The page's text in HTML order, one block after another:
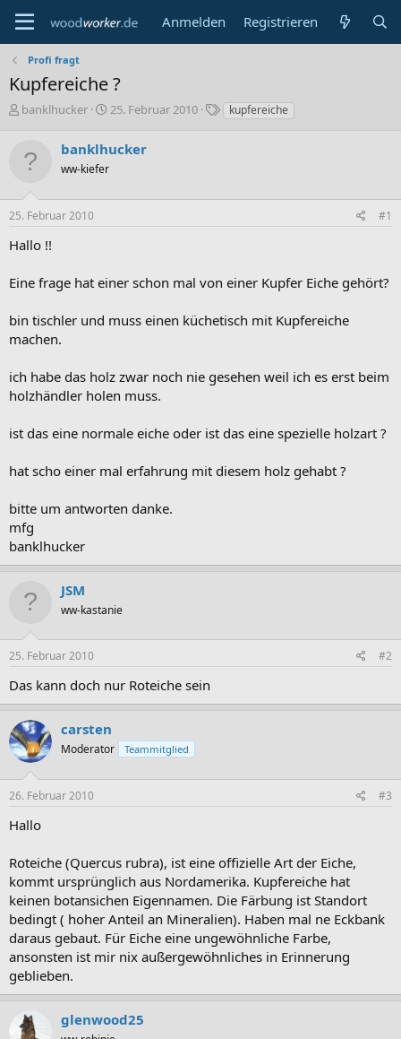
Anmelden Registrieren
Profi fragt
Kupfereiche ?
E
t
l
e
banklhucker
E
t
l
25. Februar 2010
S
w
kupfereiche
banklhucker
ww-kiefer
25. Februar 2010 #1
Hallo !!
Eine frage hat einer schon mal von einer Kupfer Eiche gehört?
bin tischler und muss einen küchetisch mit Kupfereiche
machen.
ich habe das holz zwar noch nie gesehen weil ich es erst beim
holzhändler holen muss.
ist das eine normale eiche oder ist das eine spezielle holzart ?
hat scho einer mal erfahrung mit diesem holz gehabt ?
bitte um antworten danke.
mfg
banklhucker
JSM
ww-kastanie
25. Februar 2010 #2
Das kann doch nur Roteiche sein
carsten
Moderator Teammitglied
26. Februar 2010 #3
Hallo
Roteiche (Quercus rubra), ist eine offizielle Art der Eiche,
kommt ursprünglich aus Nordamerika. Kupfereiche hat
keinen botansichen Eigennamen. Die Färbung ist Standort
bedingt ( hoher Anteil an Mineralien). Haben mal ne Eckbank
daraus gebaut. Für Eiche eine ungewöhnliche Farbe,
ansonsten ist mir nix außergewöhnliches in Erinnerung
geblieben.
glenwood25